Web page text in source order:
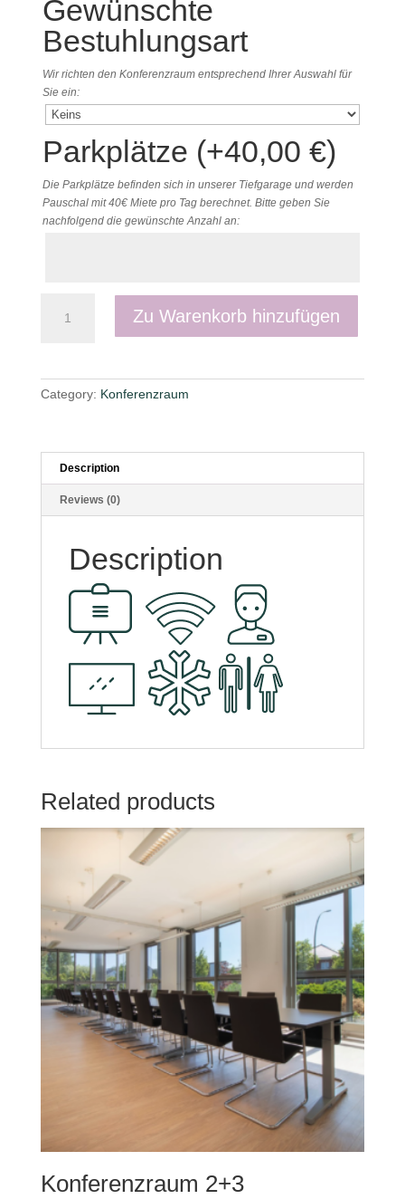
Gewünschte
Bestuhlungsart
Wir richten den Konferenzraum entsprechend Ihrer Auswahl für
Sie ein:
Parkplätze (+40,00 €)
Die Parkplätze befinden sich in unserer Tiefgarage und werden
Pauschal mit 40€ Miete pro Tag berechnet. Bitte geben Sie
nachfolgend die gewünschte Anzahl an:
1+2+3
Zu Warenkorb hinzufügen
Category: Konferenzraum
Description
Reviews (0)
Description
Related products
Konferenzraum 2+3